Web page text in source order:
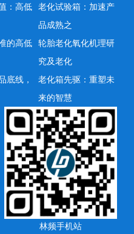
：高低
的高低
底线，
老化试验箱：加速产
品成熟之
轮胎老化氧化机理研
究及老化
老化箱先驱：重塑未
来的智慧
林频手机站